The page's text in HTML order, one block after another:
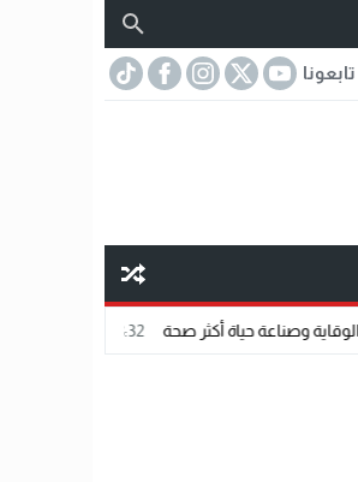
تابعونا
18:32 «عالم رشاد».. رسالة ماجستير